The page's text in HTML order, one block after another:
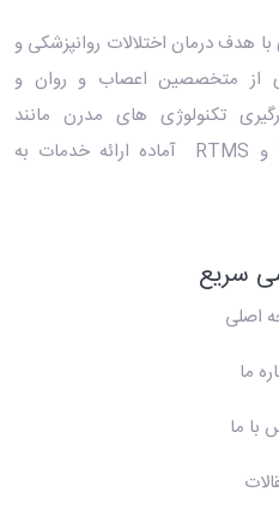
با هدف درمان اختلالات روانپزشکی و
از متخصصین اعصاب و روان و
تکنولوژی های مدرن مانند
نوروفیدبک ، بیوفیدبک و TDCS و RTMS آماده ارائه خدمات به
سریع
اصلی
ما
با ما